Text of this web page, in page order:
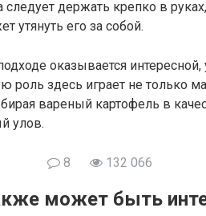
держать крепко в
утянуть его за собой.
оказывается интересной,
роль здесь играет не только
вареный картофель в
улов.
8 132 066
может быть